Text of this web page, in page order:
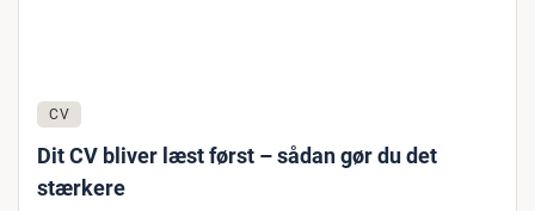
CV
Dit CV bliver læst først – sådan gør du det
stærkere